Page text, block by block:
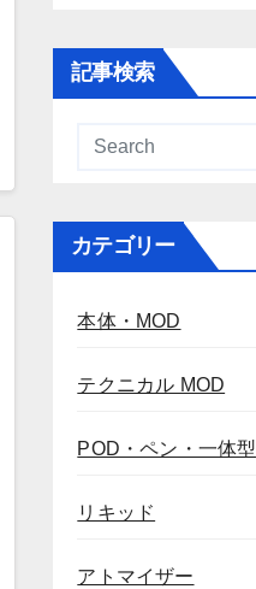
記事検索
カテゴリー
本体・MOD
テクニカル MOD
POD・ペン・一体型
リキッド
アトマイザー